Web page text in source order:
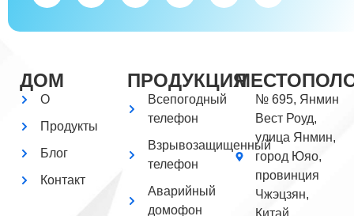
ДОМ
О
Продукты
Блог
Контакт
ПРОДУКЦИЯ
Всепогодный
телефон
Взрывозащищенный
телефон
Аварийный
домофон
№ 695, Янмин
Вест Роуд,
улица Янмин,
город Юяо,
провинция
Чжэцзян,